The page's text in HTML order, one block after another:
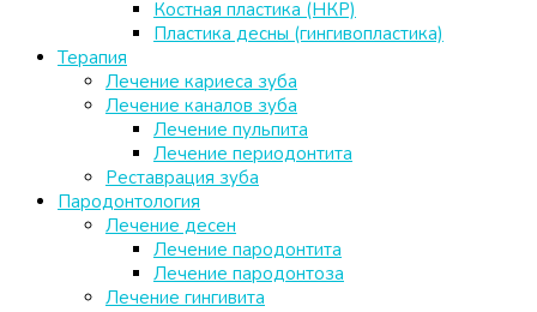
Костная пластика (НКР)
Пластика десны (гингивопластика)
Терапия
Лечение кариеса зуба
Лечение каналов зуба
Лечение пульпита
Лечение периодонтита
Реставрация зуба
Пародонтология
Лечение десен
Лечение пародонтита
Лечение пародонтоза
Лечение гингивита